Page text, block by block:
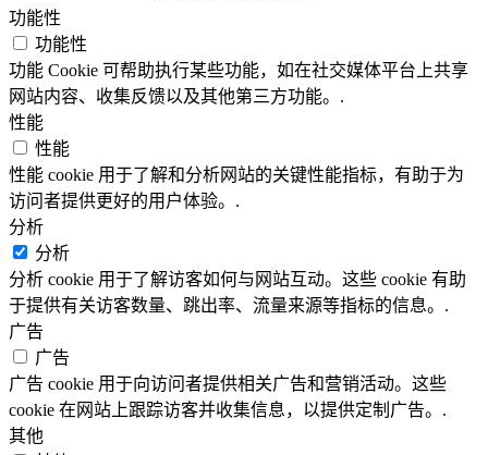
功能性
功能性
功能 Cookie 可帮助执行某些功能，如在社交媒体平台上共享
网站内容、收集反馈以及其他第三方功能。.
性能
性能
性能 cookie 用于了解和分析网站的关键性能指标，有助于为
访问者提供更好的用户体验。.
分析
分析
分析 cookie 用于了解访客如何与网站互动。这些 cookie 有助
于提供有关访客数量、跳出率、流量来源等指标的信息。.
广告
广告
广告 cookie 用于向访问者提供相关广告和营销活动。这些
cookie 在网站上跟踪访客并收集信息，以提供定制广告。.
其他